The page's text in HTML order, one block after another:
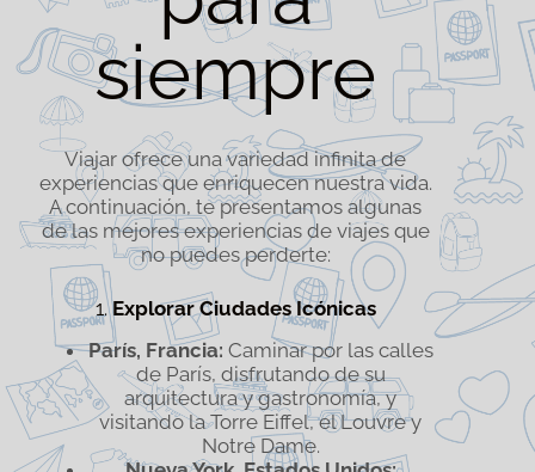
siempre
Viajar ofrece una variedad infinita de
experiencias que enriquecen nuestra vida.
A continuación, te presentamos algunas
de las mejores experiencias de viajes que
no puedes perderte:
1.Explorar Ciudades Icónicas
París, Francia: Caminar por las calles
de París, disfrutando de su
arquitectura y gastronomía, y
visitando la Torre Eiffel, el Louvre y
Notre Dame.